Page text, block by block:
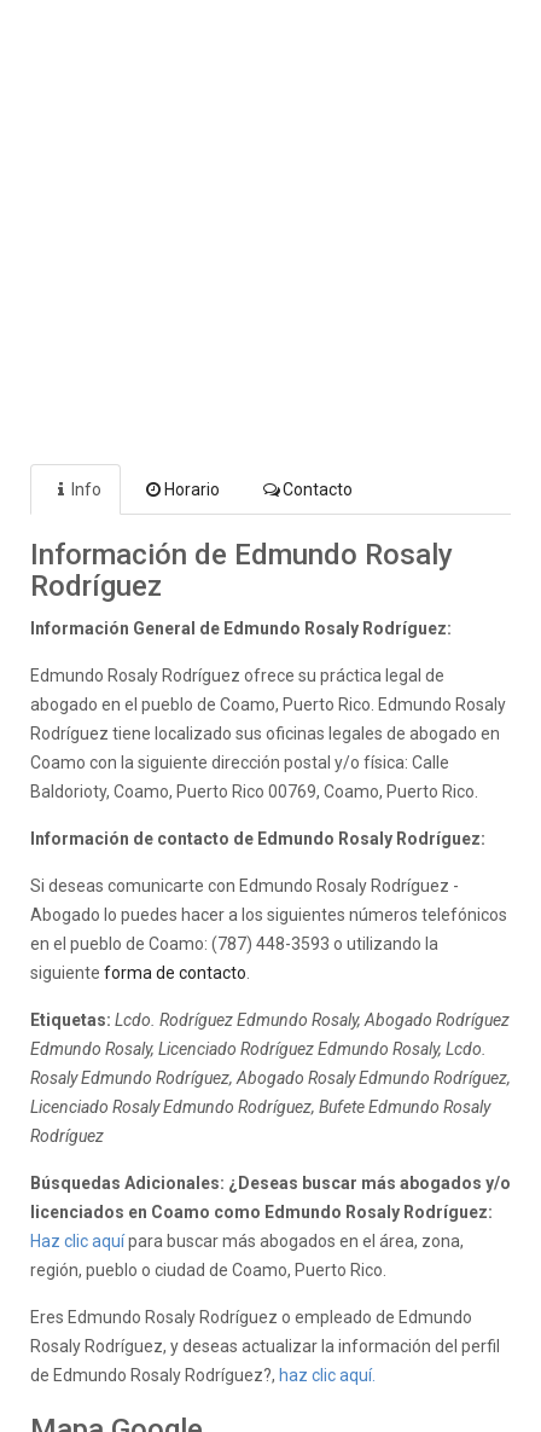
Info Horario Contacto
Información de Edmundo Rosaly
Rodríguez
Información General de Edmundo Rosaly Rodríguez:
Edmundo Rosaly Rodríguez ofrece su práctica legal de
abogado en el pueblo de Coamo, Puerto Rico. Edmundo Rosaly
Rodríguez tiene localizado sus oficinas legales de abogado en
Coamo con la siguiente dirección postal y/o física: Calle
Baldorioty, Coamo, Puerto Rico 00769, Coamo, Puerto Rico.
Información de contacto de Edmundo Rosaly Rodríguez:
Si deseas comunicarte con Edmundo Rosaly Rodríguez -
Abogado lo puedes hacer a los siguientes números telefónicos
en el pueblo de Coamo: (787) 448-3593 o utilizando la
siguiente forma de contacto
Etiquetas: Lcdo. Rodríguez Edmundo Rosaly, Abogado Rodríguez
Edmundo Rosaly, Licenciado Rodríguez Edmundo Rosaly, Lcdo.
Rosaly Edmundo Rodríguez, Abogado Rosaly Edmundo Rodríguez,
Licenciado Rosaly Edmundo Rodríguez, Bufete Edmundo Rosaly
Rodríguez
Búsquedas Adicionales: ¿Deseas buscar más abogados y/o
licenciados en Coamo como Edmundo Rosaly Rodríguez:
Haz clic aquípara buscar más abogados en el área, zona,
región, pueblo o ciudad de Coamo, Puerto Rico.
Eres Edmundo Rosaly Rodríguez o empleado de Edmundo
Rosaly Rodríguez, y deseas actualizar la información del perfil
de Edmundo Rosaly Rodríguez?, haz clic aquí.